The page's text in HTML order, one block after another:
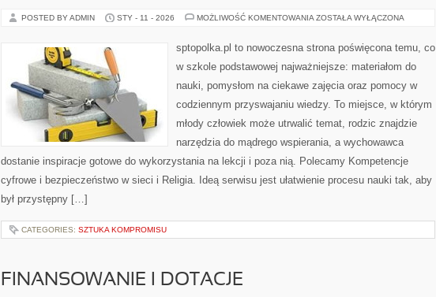
POSTED BY ADMIN STY - 11 - 2026 MOŻLIWOŚĆ KOMENTOWANIA BIBLIOTEKA
ZOSTAŁA WYŁĄCZONA
sptopolka.pl to nowoczesna strona poświęcona temu, co
w szkole podstawowej najważniejsze: materiałom do
nauki, pomysłom na ciekawe zajęcia oraz pomocy w
codziennym przyswajaniu wiedzy. To miejsce, w którym
młody człowiek może utrwalić temat, rodzic znajdzie
narzędzia do mądrego wspierania, a wychowawca
dostanie inspiracje gotowe do wykorzystania na lekcji i poza nią. Polecamy Kompetencje
cyfrowe i bezpieczeństwo w sieci i Religia. Ideą serwisu jest ułatwienie procesu nauki tak, aby
był przystępny […]
CATEGORIES: SZTUKA KOMPROMISU
FINANSOWANIE I DOTACJE